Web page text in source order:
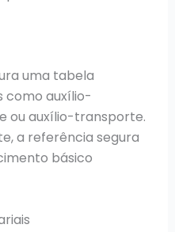
uma tabela
como auxílio-
ou auxílio-transporte.
a referência segura
básico